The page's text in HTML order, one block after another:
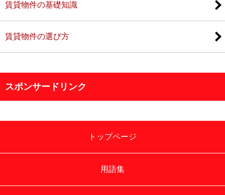
賃貸物件の基礎知識
賃貸物件の選び方
スポンサードリンク
トップページ
用語集